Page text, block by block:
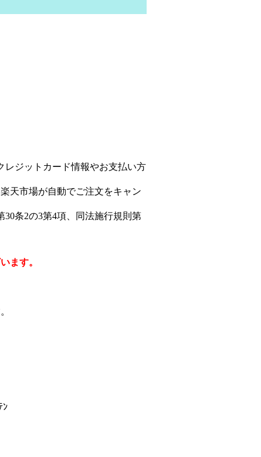
レジットカード情報やお支払い方
天市場が自動でご注文をキャン
条2の3第4項、同法施行規則第
ます。
ﾝ